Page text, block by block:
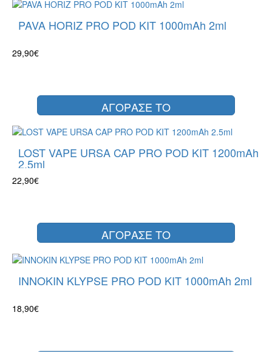
PAVA HORIZ PRO POD KIT 1000mAh 2ml
29,90€
ΑΓΟΡΑΣΕ ΤΟ
LOST VAPE URSA CAP PRO POD KIT 1200mAh
2.5ml
22,90€
ΑΓΟΡΑΣΕ ΤΟ
INNOKIN KLYPSE PRO POD KIT 1000mAh 2ml
18,90€